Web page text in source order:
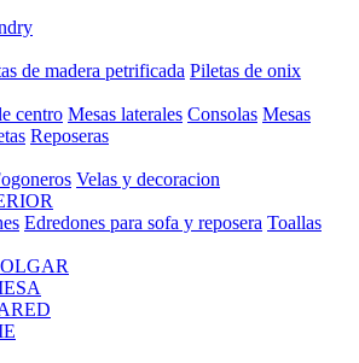
de madera petrificada Piletas de onix
centro Mesas laterales Consolas Mesas
Reposeras
Velas y decoracion
Edredones para sofa y reposera Toallas